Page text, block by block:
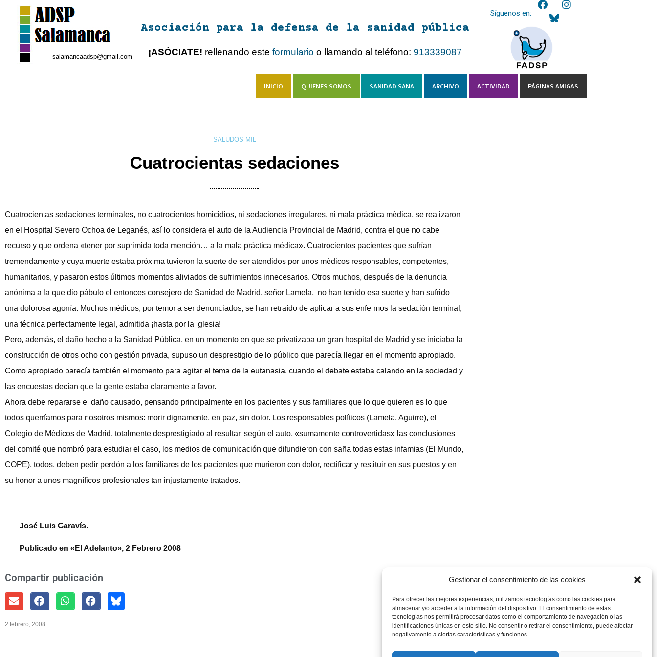
Gestionar el consentimiento de las cookies
Para ofrecer las mejores experiencias, utilizamos tecnologías como las cookies para
almacenar y/o acceder a la información del dispositivo. El consentimiento de estas
tecnologías nos permitirá procesar datos como el comportamiento de navegación o las
identificaciones únicas en este sitio. No consentir o retirar el consentimiento, puede afectar
negativamente a ciertas características y funciones.
salamancaadsp@gmail.com
Asociación para la defensa de la sanidad pública
¡ASÓCIATE! rellenando esteformulario o llamando al teléfono: 913339087
Síguenos en:
INICIO QUIENES SOMOS SANIDAD SANA ARCHIVO ACTIVIDAD PÁGINAS AMIGAS
SALUDOS MIL
Cuatrocientas sedaciones
Cuatrocientas sedaciones terminales, no cuatrocientos homicidios, ni sedaciones irregulares, ni mala práctica médica, se realizaron
en el Hospital Severo Ochoa de Leganés, así lo considera el auto de la Audiencia Provincial de Madrid, contra el que no cabe
recurso y que ordena «tener por suprimida toda mención… a la mala práctica médica». Cuatrocientos pacientes que sufrían
tremendamente y cuya muerte estaba próxima tuvieron la suerte de ser atendidos por unos médicos responsables, competentes,
humanitarios, y pasaron estos últimos momentos aliviados de sufrimientos innecesarios. Otros muchos, después de la denuncia
anónima a la que dio pábulo el entonces consejero de Sanidad de Madrid, señor Lamela, no han tenido esa suerte y han sufrido
una dolorosa agonía. Muchos médicos, por temor a ser denunciados, se han retraído de aplicar a sus enfermos la sedación terminal,
una técnica perfectamente legal, admitida ¡hasta por la Iglesia!
Pero, además, el daño hecho a la Sanidad Pública, en un momento en que se privatizaba un gran hospital de Madrid y se iniciaba la
construcción de otros ocho con gestión privada, supuso un desprestigio de lo público que parecía llegar en el momento apropiado.
Como apropiado parecía también el momento para agitar el tema de la eutanasia, cuando el debate estaba calando en la sociedad y
las encuestas decían que la gente estaba claramente a favor.
Ahora debe repararse el daño causado, pensando principalmente en los pacientes y sus familiares que lo que quieren es lo que
todos querríamos para nosotros mismos: morir dignamente, en paz, sin dolor. Los responsables políticos (Lamela, Aguirre), el
Colegio de Médicos de Madrid, totalmente desprestigiado al resultar, según el auto, «sumamente controvertidas» las conclusiones
del comité que nombró para estudiar el caso, los medios de comunicación que difundieron con saña todas estas infamias (El Mundo,
COPE), todos, deben pedir perdón a los familiares de los pacientes que murieron con dolor, rectificar y restituir en sus puestos y en
su honor a unos magníficos profesionales tan injustamente tratados.
José Luis Garavís.
Publicado en «El Adelanto», 2 Febrero 2008
Compartir publicación
2 febrero, 2008